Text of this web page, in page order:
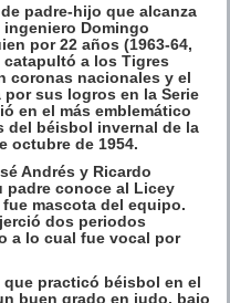
padre-hijo que alcanza
Domingo
por 22 años (1963-64,
catapultó a los Tigres
coronas nacionales y el
sus logros en la Serie
en el más emblemático
del béisbol invernal de la
octubre de 1954.
Andrés y Ricardo
padre conoce al Licey
mascota del equipo.
dos periodos
a lo cual fue vocal por
practicó béisbol en el
buen grado en judo, bajo